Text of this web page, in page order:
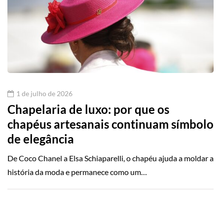
1 de julho de 2026
Chapelaria de luxo: por que os
chapéus artesanais continuam símbolo
de elegância
De Coco Chanel a Elsa Schiaparelli, o chapéu ajuda a moldar a
história da moda e permanece como um…